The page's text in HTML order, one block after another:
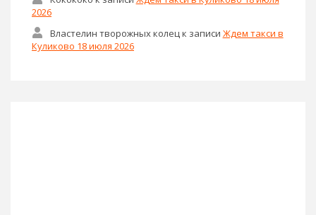
2026
Властелин творожных колецк записи Ждем такси в
Куликово 18 июля 2026